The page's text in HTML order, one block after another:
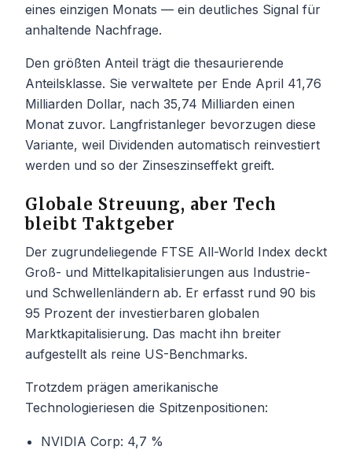
eines einzigen Monats — ein deutliches Signal für
anhaltende Nachfrage.
Den größten Anteil trägt die thesaurierende
Anteilsklasse. Sie verwaltete per Ende April 41,76
Milliarden Dollar, nach 35,74 Milliarden einen
Monat zuvor. Langfristanleger bevorzugen diese
Variante, weil Dividenden automatisch reinvestiert
werden und so der Zinseszinseffekt greift.
Globale Streuung, aber Tech
bleibt Taktgeber
Der zugrundeliegende FTSE All-World Index deckt
Groß- und Mittelkapitalisierungen aus Industrie-
und Schwellenländern ab. Er erfasst rund 90 bis
95 Prozent der investierbaren globalen
Marktkapitalisierung. Das macht ihn breiter
aufgestellt als reine US-Benchmarks.
Trotzdem prägen amerikanische
Technologieriesen die Spitzenpositionen:
NVIDIA Corp: 4,7 %